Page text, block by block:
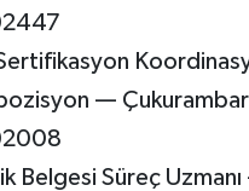
—
Belgesi Süreç